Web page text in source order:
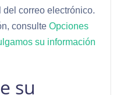
correo electrónico.
consulte Opciones
su información
su